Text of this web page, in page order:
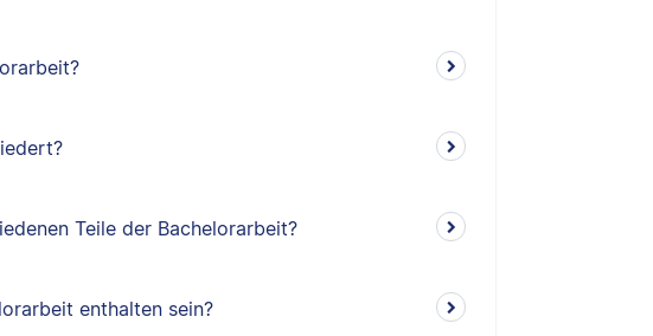
Teile der Bachelorarbeit?
enthalten sein?